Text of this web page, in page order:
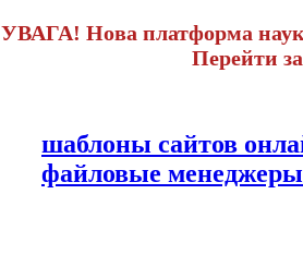
УВАГА! Нова платформа
Перейти
шаблоны сайтов
файловые